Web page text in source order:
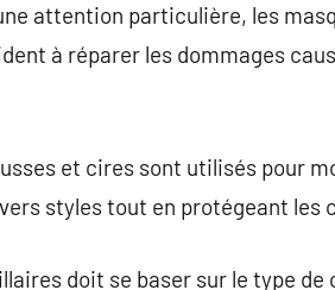
attention particulière, les
à réparer les dommages
et cires sont utilisés pour
styles tout en protégeant les
doit se baser sur le type